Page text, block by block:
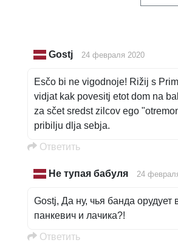
Gostj 24 февраля 2020
Esčo bi ne vigodnoje! Rižij s
vidjat kak povesitj etot dom na
za sčet sredst zilcov ego
pribilju dlja sebja.
Oтветить
Не тупая бабуля 24
Gostj, Да ну, чья банда орудует
панкевич и лачика?!
Oтветить